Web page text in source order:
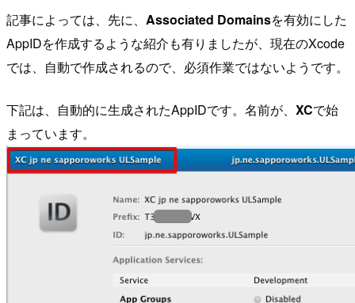
記事によっては、先に、 Associated Domainsを有効にした
AppIDを作成するような紹介も有りましたが、現在のXcode
では、自動で作成されるので、必須作業ではないようです。
下記は、自動的に生成されたAppIDです。名前が、 XCで始
まっています。